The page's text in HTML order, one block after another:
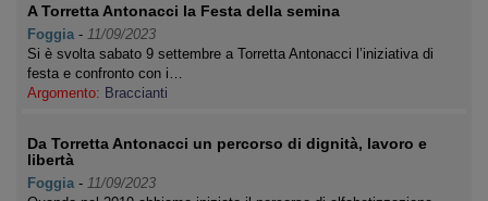
A Torretta Antonacci la Festa della semina
Foggia - 11/09/2023
Si è svolta sabato 9 settembre a Torretta Antonacci l’iniziativa di
festa e confronto con i…
Argomento: Braccianti
Da Torretta Antonacci un percorso di dignità, lavoro e
libertà
Foggia - 11/09/2023